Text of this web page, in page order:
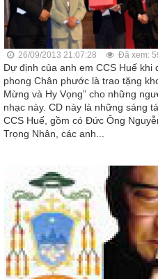
26/09/2013 21:07:28 Đã xem:
Dự định của anh em CCS Huế khi
phong Chân phước là trao tặng
Mừng và Hy Vọng” cho những
nhạc này. CD này là những sáng
CCS Huế, gồm có Đức Ông
Trọng Nhân, các anh...